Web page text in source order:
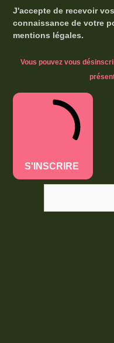
J'accepte de recevoir
connaissance de votre
mentions légales.
Vous pouvez vous
S'INSCRIRE